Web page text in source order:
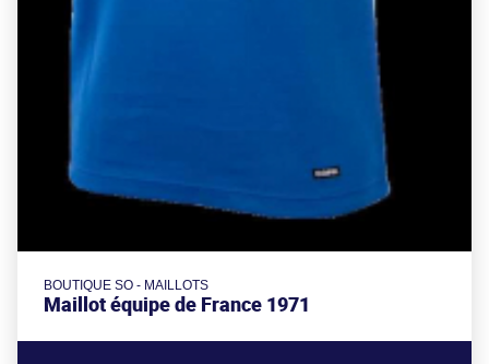
BOUTIQUE SO - MAILLOTS
Maillot équipe de France 1971